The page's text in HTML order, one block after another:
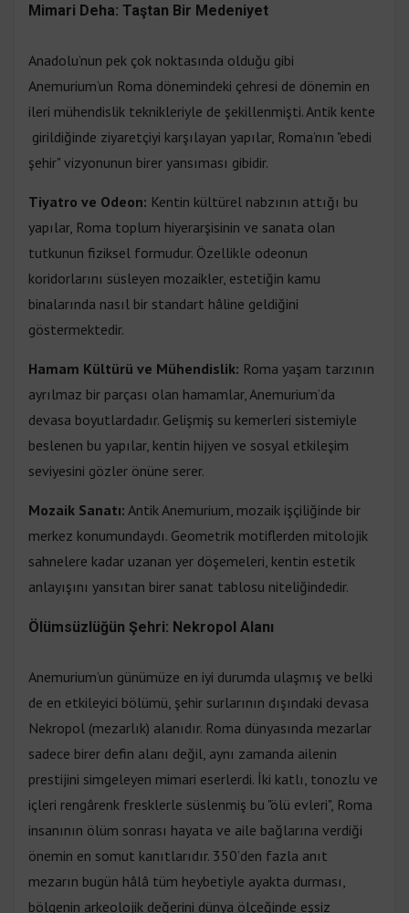
Mimari Deha: Taştan Bir Medeniyet
Anadolu’nun pek çok noktasında olduğu gibi
Anemurium’un Roma dönemindeki çehresi de dönemin en
ileri mühendislik teknikleriyle de şekillenmişti. Antik kente
girildiğinde ziyaretçiyi karşılayan yapılar, Roma’nın "ebedi
şehir" vizyonunun birer yansıması gibidir.
Tiyatro ve Odeon: Kentin kültürel nabzının attığı bu
yapılar, Roma toplum hiyerarşisinin ve sanata olan
tutkunun fiziksel formudur. Özellikle odeonun
koridorlarını süsleyen mozaikler, estetiğin kamu
binalarında nasıl bir standart hâline geldiğini
göstermektedir.
Hamam Kültürü ve Mühendislik: Roma yaşam tarzının
ayrılmaz bir parçası olan hamamlar, Anemurium’da
devasa boyutlardadır. Gelişmiş su kemerleri sistemiyle
beslenen bu yapılar, kentin hijyen ve sosyal etkileşim
seviyesini gözler önüne serer.
Mozaik Sanatı: Antik Anemurium, mozaik işçiliğinde bir
merkez konumundaydı. Geometrik motiflerden mitolojik
sahnelere kadar uzanan yer döşemeleri, kentin estetik
anlayışını yansıtan birer sanat tablosu niteliğindedir.
Ölümsüzlüğün Şehri: Nekropol Alanı
Anemurium’un günümüze en iyi durumda ulaşmış ve belki
de en etkileyici bölümü, şehir surlarının dışındaki devasa
Nekropol (mezarlık) alanıdır. Roma dünyasında mezarlar
sadece birer defin alanı değil, aynı zamanda ailenin
prestijini simgeleyen mimari eserlerdi. İki katlı, tonozlu ve
içleri rengârenk fresklerle süslenmiş bu "ölü evleri", Roma
insanının ölüm sonrası hayata ve aile bağlarına verdiği
önemin en somut kanıtlarıdır. 350’den fazla anıt
mezarın bugün hâlâ tüm heybetiyle ayakta durması,
bölgenin arkeolojik değerini dünya ölçeğinde eşsiz